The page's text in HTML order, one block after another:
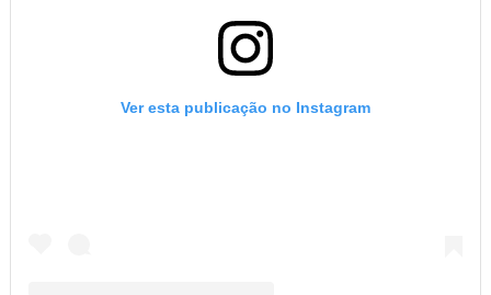
Ver esta publicação no Instagram